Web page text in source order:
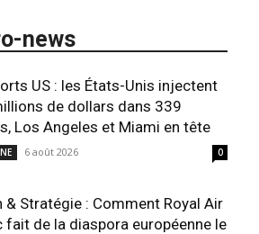
news
US : les États-Unis injectent
de dollars dans 339
Los Angeles et Miami en tête
6 août 2026 0
& Stratégie : Comment Royal Air
fait de la diaspora européenne le